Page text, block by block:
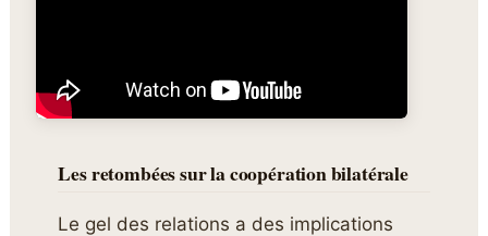
Les retombées sur la coopération bilatérale
Le gel des relations a des implications